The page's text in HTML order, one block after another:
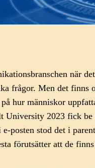
när
frågor. Men det finns
hur människor
University 2023 fick
posten stod det i
förutsätter att de